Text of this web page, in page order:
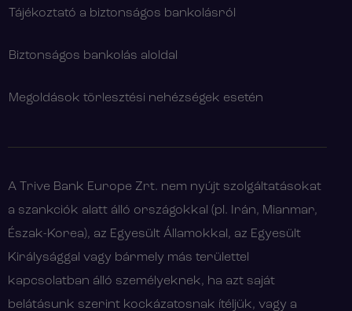
Tájékoztató a biztonságos bankolásról
Biztonságos bankolás aloldal
Megoldások törlesztési nehézségek esetén
A Trive Bank Europe Zrt. nem nyújt szolgáltatásokat
a szankciók alatt álló országokkal (pl. Irán, Mianmar,
Észak-Korea), az Egyesült Államokkal, az Egyesült
Királysággal vagy bármely más területtel
kapcsolatban álló személyeknek, ha azt saját
belátásunk szerint kockázatosnak ítéljük, vagy a